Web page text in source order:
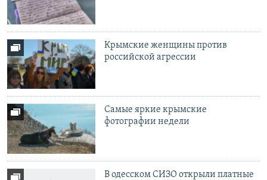
Крымские женщины против
российской агрессии
Самые яркие крымские
фотографии недели
В одесском СИЗО открыли платные